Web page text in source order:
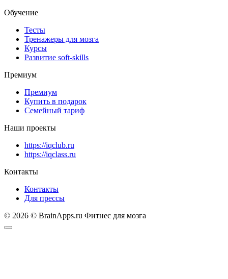
Обучение
Тесты
Тренажеры для мозга
Курсы
Развитие soft-skills
Премиум
Премиум
Купить в подарок
Семейный тариф
Наши проекты
https://iqclub.ru
https://iqclass.ru
Контакты
Контакты
Для прессы
© 2026 © BrainApps.ru Фитнес для мозга